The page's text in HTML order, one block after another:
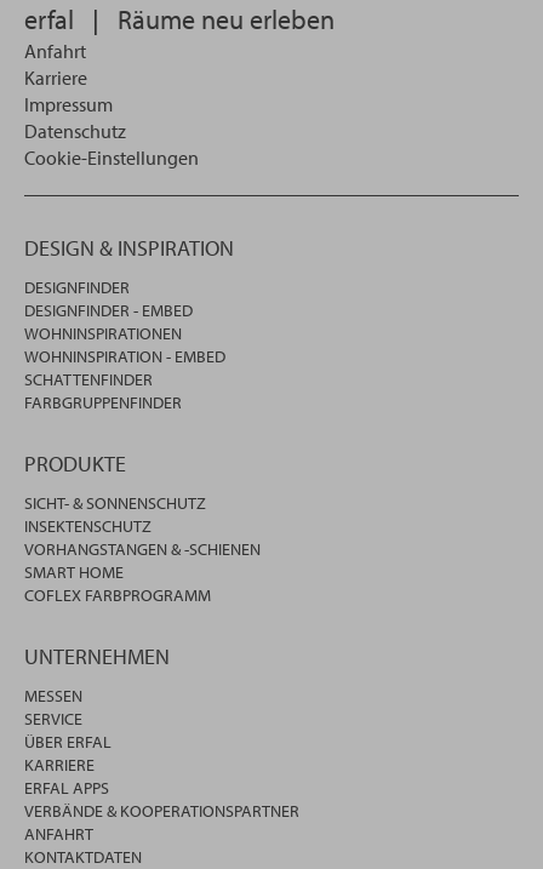
erfal | Räume neu erleben
Anfahrt
Karriere
Impressum
Datenschutz
Cookie-Einstellungen
DESIGN & INSPIRATION
DESIGNFINDER
DESIGNFINDER - EMBED
WOHNINSPIRATIONEN
WOHNINSPIRATION - EMBED
SCHATTENFINDER
FARBGRUPPENFINDER
PRODUKTE
SICHT- & SONNENSCHUTZ
INSEKTENSCHUTZ
VORHANGSTANGEN & -SCHIENEN
SMART HOME
COFLEX FARBPROGRAMM
UNTERNEHMEN
MESSEN
SERVICE
ÜBER ERFAL
KARRIERE
ERFAL APPS
VERBÄNDE & KOOPERATIONSPARTNER
ANFAHRT
KONTAKTDATEN